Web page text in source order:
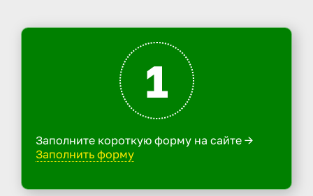
1
Заполните короткую форму на сайте ->
Заполнить форму